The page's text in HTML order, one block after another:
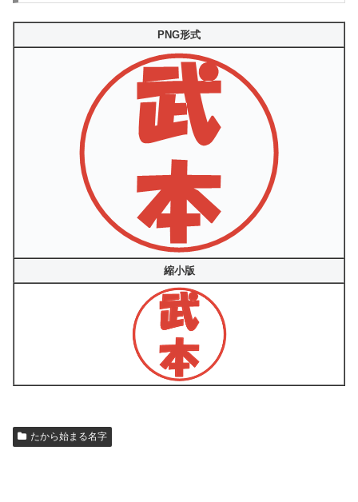
PNG形式
縮小版
たから始まる名字